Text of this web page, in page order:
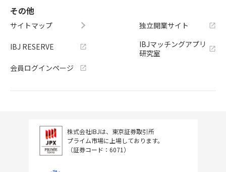
その他
サイトマップ
IBJ RESERVE
会員ログインページ
独立開業サイト
IBJマッチングアプリ
研究室
株式会社IBJは、東京証券取引所
プライム市場に上場しております。
（証券コード：6071）